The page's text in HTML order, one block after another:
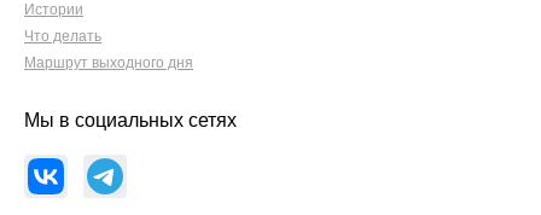
Истории
Что делать
Маршрут выходного дня
Мы в социальных сетях